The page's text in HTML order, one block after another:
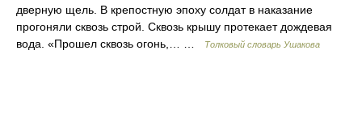
дверную щель. В крепостную эпоху солдат в наказание
прогоняли сквозь строй. Сквозь крышу протекает дождевая
вода. «Прошел сквозь огонь,… …
Толковый словарь Ушакова